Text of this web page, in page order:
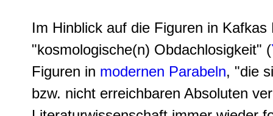
Im Hinblick auf die Figuren in
"kosmologische(n) Obdachlosigkeit" (
Figuren in modernen Parabeln, "die
bzw. nicht erreichbaren Absoluten